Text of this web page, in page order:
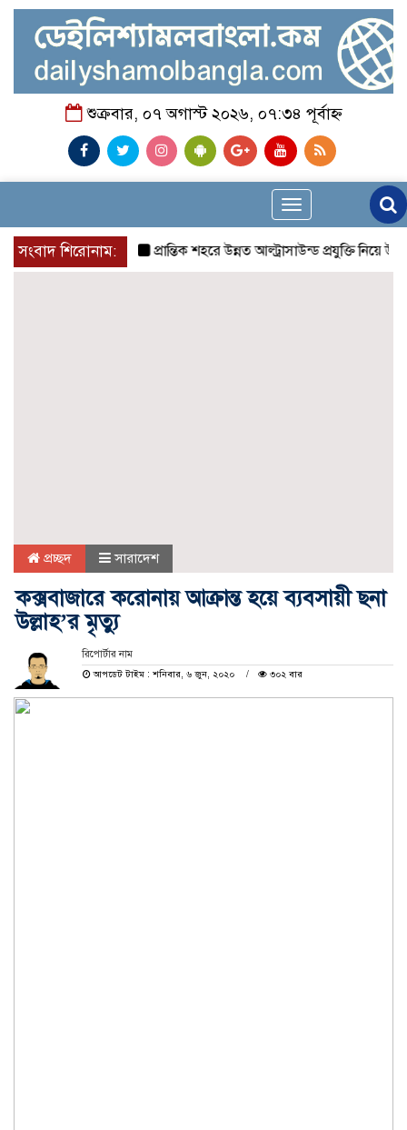
শুক্রবার, ০৭ অগাস্ট ২০২৬, ০৭:৩৪ পূর্বাহ্ন
Toggle
navigation
সংবাদ শিরোনাম:
প্রান্তিক শহরে উন্নত আল্ট্রাসাউন্ড প্রযুক্তি নিয়ে
প্রচ্ছদ সারাদেশ
কক্সবাজারে করোনায় আক্রান্ত হয়ে ব্যবসায়ী ছনা
উল্লাহ’র মৃত্যু
রিপোর্টার নাম
আপডেট টাইম : শনিবার, ৬ জুন, ২০২০
৩০২ বার